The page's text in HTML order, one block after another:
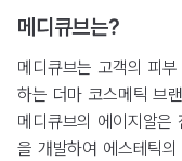
메디큐브는?
메디큐브는 고객의 피
하는 더마 코스메틱 브
메디큐브의 에이지알
을 개발하여 에스테틱